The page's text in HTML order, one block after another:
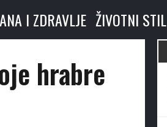
I ZDRAVLJE ŽIVOTNI STIL
hrabre